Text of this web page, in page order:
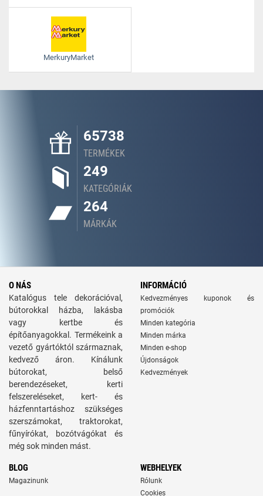
MerkuryMarket
65738
TERMÉKEK
249
KATEGÓRIÁK
264
MÁRKÁK
O NÁS
Katalógus tele dekorációval,
bútorokkal házba, lakásba
vagy kertbe és
építőanyagokkal. Termékeink a
vezető gyártóktól származnak,
kedvező áron. Kínálunk
bútorokat, belső
berendezéseket, kerti
felszereléseket, kert- és
házfenntartáshoz szükséges
szerszámokat, traktorokat,
fűnyírókat, bozótvágókat és
még sok minden mást.
INFORMÁCIÓ
Kedvezményes kuponok és
promóciók
Minden kategória
Minden márka
Minden e-shop
Újdonságok
Kedvezmények
BLOG
Magazinunk
WEBHELYEK
Rólunk
Cookies